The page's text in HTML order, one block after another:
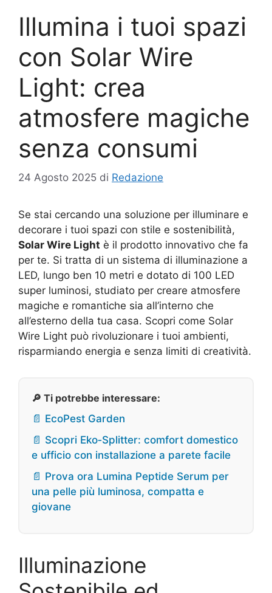
Illumina i tuoi spazi
con Solar Wire
Light: crea
atmosfere magiche
senza consumi
24 Agosto 2025 di Redazione
Se stai cercando una soluzione per illuminare e
decorare i tuoi spazi con stile e sostenibilità,
Solar Wire Light è il prodotto innovativo che fa
per te. Si tratta di un sistema di illuminazione a
LED, lungo ben 10 metri e dotato di 100 LED
super luminosi, studiato per creare atmosfere
magiche e romantiche sia all’interno che
all’esterno della tua casa. Scopri come Solar
Wire Light può rivoluzionare i tuoi ambienti,
risparmiando energia e senza limiti di creatività.
🔎 Ti potrebbe interessare:
📄 EcoPest Garden
📄 Scopri Eko‑Splitter: comfort domestico
e ufficio con installazione a parete facile
📄 Prova ora Lumina Peptide Serum per
una pelle più luminosa, compatta e
giovane
Illuminazione